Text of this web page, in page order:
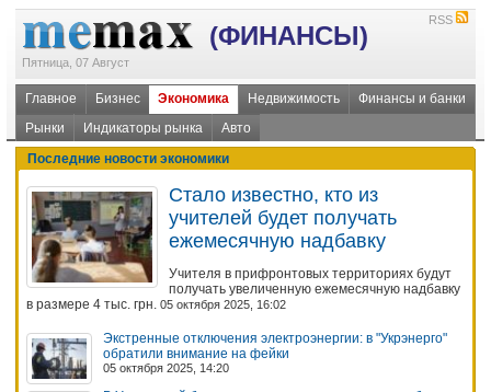
(ФИНАНСЫ)
Пятница, 07 Август
RSS
Главное Бизнес Экономика Недвижимость
Финансы и банки
Рынки
Индикаторы рынка
Авто
Последние новости экономики
Стало известно, кто из
учителей будет получать
ежемесячную надбавку
Учителя в прифронтовых территориях будут
получать увеличенную ежемесячную надбавку
в размере 4 тыс. грн. 05 октября 2025, 16:02
Экстренные отключения электроэнергии: в "Укрэнерго"
обратили внимание на фейки
05 октября 2025, 14:20